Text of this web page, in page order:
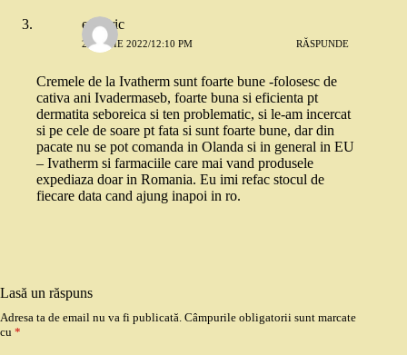
eul liric
21 IUNIE 2022/12:10 PM RĂSPUNDE
Cremele de la Ivatherm sunt foarte bune -folosesc de
cativa ani Ivadermaseb, foarte buna si eficienta pt
dermatita seboreica si ten problematic, si le-am incercat
si pe cele de soare pt fata si sunt foarte bune, dar din
pacate nu se pot comanda in Olanda si in general in EU
– Ivatherm si farmaciile care mai vand produsele
expediaza doar in Romania. Eu imi refac stocul de
fiecare data cand ajung inapoi in ro.
Lasă un răspuns
Adresa ta de email nu va fi publicată. Câmpurile obligatorii sunt marcate
cu *